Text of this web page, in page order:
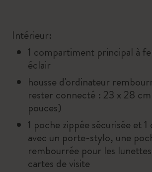
Intérieur:
1 compartiment principal à
éclair
housse d'ordinateur
rester connecté : 23 x 28
pouces)
1 poche zippée sécurisée et
avec un porte-stylo, une
rembourrée pour les
cartes de visite